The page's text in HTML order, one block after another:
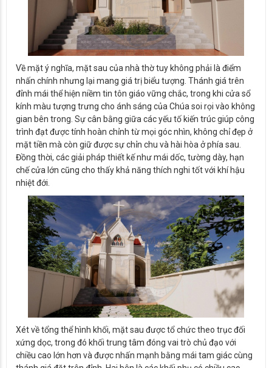
Về mặt ý nghĩa, mặt sau của nhà thờ tuy không phải là điểm
nhấn chính nhưng lại mang giá trị biểu tượng. Thánh giá trên
đỉnh mái thể hiện niềm tin tôn giáo vững chắc, trong khi cửa sổ
kính màu tượng trưng cho ánh sáng của Chúa soi rọi vào không
gian bên trong. Sự cân bằng giữa các yếu tố kiến trúc giúp công
trình đạt được tính hoàn chỉnh từ mọi góc nhìn, không chỉ đẹp ở
mặt tiền mà còn giữ được sự chỉn chu và hài hòa ở phía sau.
Đồng thời, các giải pháp thiết kế như mái dốc, tường dày, hạn
chế cửa lớn cũng cho thấy khả năng thích nghi tốt với khí hậu
nhiệt đới.
Xét về tổng thể hình khối, mặt sau được tổ chức theo trục đối
xứng dọc, trong đó khối trung tâm đóng vai trò chủ đạo với
chiều cao lớn hơn và được nhấn mạnh bằng mái tam giác cùng